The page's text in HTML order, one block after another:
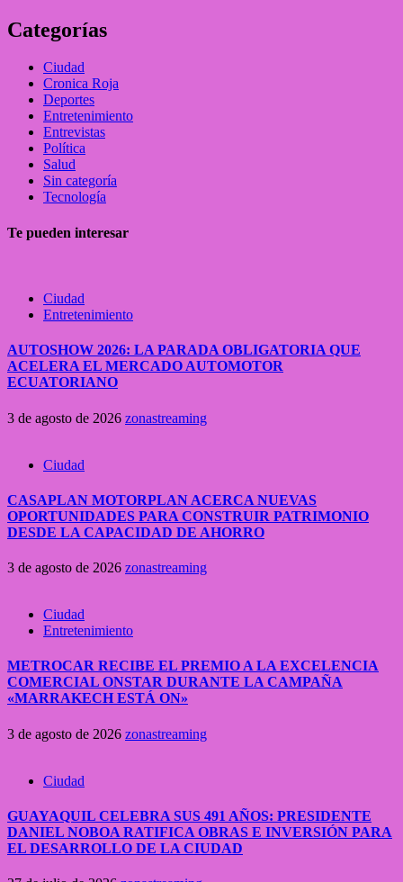
Categorías
Ciudad
Cronica Roja
Deportes
Entretenimiento
Entrevistas
Política
Salud
Sin categoría
Tecnología
Te pueden interesar
Ciudad
Entretenimiento
AUTOSHOW 2026: LA PARADA OBLIGATORIA QUE
ACELERA EL MERCADO AUTOMOTOR
ECUATORIANO
3 de agosto de 2026 zonastreaming
Ciudad
CASAPLAN MOTORPLAN ACERCA NUEVAS
OPORTUNIDADES PARA CONSTRUIR PATRIMONIO
DESDE LA CAPACIDAD DE AHORRO
3 de agosto de 2026 zonastreaming
Ciudad
Entretenimiento
METROCAR RECIBE EL PREMIO A LA EXCELENCIA
COMERCIAL ONSTAR DURANTE LA CAMPAÑA
«MARRAKECH ESTÁ ON»
3 de agosto de 2026 zonastreaming
Ciudad
GUAYAQUIL CELEBRA SUS 491 AÑOS: PRESIDENTE
DANIEL NOBOA RATIFICA OBRAS E INVERSIÓN PARA
EL DESARROLLO DE LA CIUDAD